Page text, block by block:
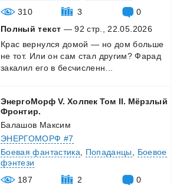
310
3
0
Полный текст — 92 стр., 22.05.2026
Крас вернулся домой — но дом больше
не тот. Или он сам стал другим? Фарад
закалил его в бесчисленн...
ЭнергоМорф V. Холпек Том II. Мёрзлый
Фронтир.
Балашов Максим
ЭНЕРГОМОРФ #7
Боевая фантастика
Попаданцы
Боевое
фэнтези
187
2
0